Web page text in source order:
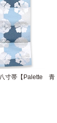
寸帯【Palette 青